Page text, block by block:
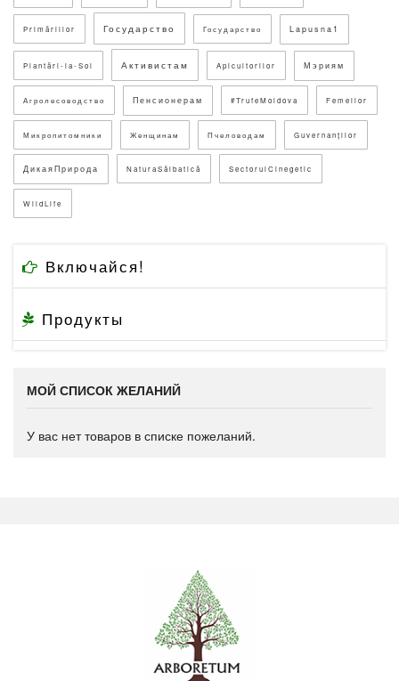
Primăriilor Государство Государство Lapusna1
Plantări-la-Sol Активистам Apicultorilor Мэриям
Агролесоводство Пенсионерам #TrufeMoldova Femeilor
Микропитомники Женщинам Пчеловодам Guvernanților
ДикаяПрирода NaturaSălbatică SectorulCinegetic
WildLife
Включайся!
Продукты
МОЙ СПИСОК ЖЕЛАНИЙ
У вас нет товаров в списке пожеланий.